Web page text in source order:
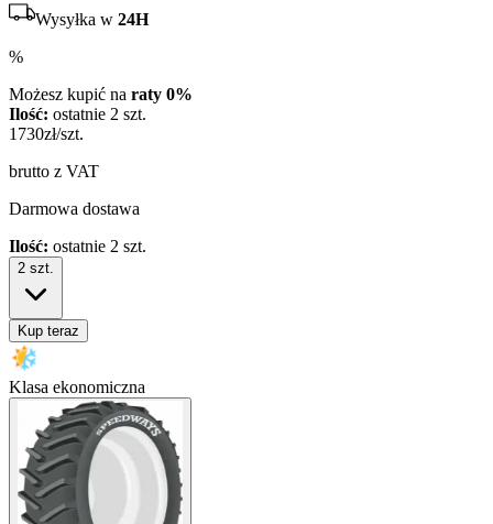
Wysyłka w 24H
%
Możesz kupić na raty 0%
Ilość: ostatnie 2 szt.
1730zł/szt.
brutto z VAT
Darmowa dostawa
Ilość: ostatnie 2 szt.
2 szt.
Kup teraz
Klasa ekonomiczna